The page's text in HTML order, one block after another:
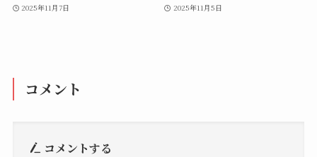
2025年11月7日 2025年11月5日
コメント
コメントする